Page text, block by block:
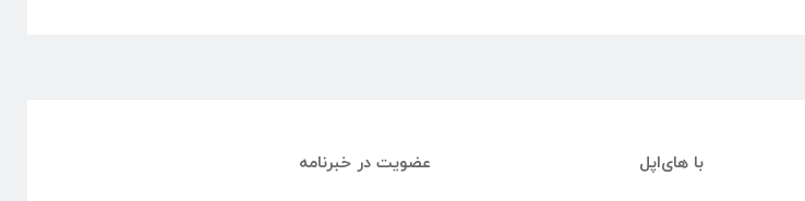
با های‌اپل عضویت در خبرنامه